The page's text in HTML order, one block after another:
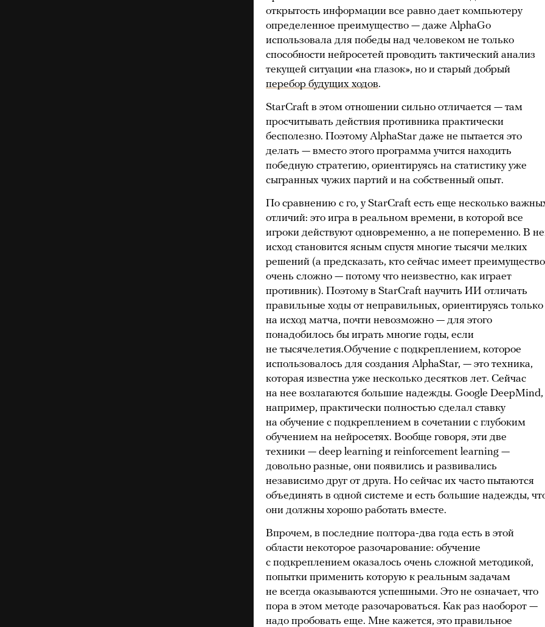
открытость информации все равно дает компьютеру
определенное преимущество — даже AlphaGo
использовала для победы над человеком не только
способности нейросетей проводить тактический анализ
текущей ситуации «на глазок», но и старый добрый
перебор будущих ходов.
StarCraft в этом отношении сильно отличается — там
просчитывать действия противника практически
бесполезно. Поэтому AlphaStar даже не пытается это
делать — вместо этого программа учится находить
победную стратегию, ориентируясь на статистику уже
сыгранных чужих партий и на собственный опыт.
По сравнению с го, у StarCraft есть еще несколько
отличий: это игра в реальном времени, в которой все
игроки действуют одновременно, а не попеременно. В
исход становится ясным спустя многие тысячи мелких
решений (а предсказать, кто сейчас имеет
очень сложно — потому что неизвестно, как играет
противник). Поэтому в StarCraft научить ИИ отличать
правильные ходы от неправильных, ориентируясь только
на исход матча, почти невозможно — для этого
понадобилось бы играть многие годы, если
не тысячелетия.Обучение с подкреплением, которое
использовалось для создания AlphaStar, — это техника,
которая известна уже несколько десятков лет. Сейчас
на нее возлагаются большие надежды. Google DeepMind,
например, практически полностью сделал ставку
на обучение с подкреплением в сочетании с глубоким
обучением на нейросетях. Вообще говоря, эти две
техники — deep learning и reinforcement learning —
довольно разные, они появились и развивались
независимо друг от друга. Но сейчас их часто пытаются
объединять в одной системе и есть большие надежды,
они должны хорошо работать вместе.
Впрочем, в последние полтора-два года есть в этой
области некоторое разочарование: обучение
с подкреплением оказалось очень сложной методикой,
попытки применить которую к реальным задачам
не всегда оказываются успешными. Это не означает, что
пора в этом методе разочароваться. Как раз наоборот —
надо пробовать еще. Мне кажется, это правильное